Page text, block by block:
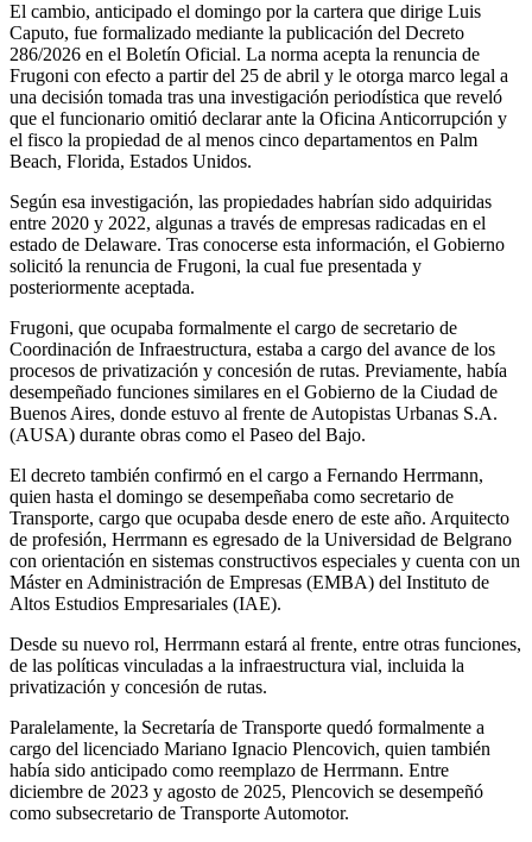
El cambio, anticipado el domingo por la cartera que dirige Luis
Caputo, fue formalizado mediante la publicación del Decreto
286/2026 en el Boletín Oficial. La norma acepta la renuncia de
Frugoni con efecto a partir del 25 de abril y le otorga marco legal a
una decisión tomada tras una investigación periodística que reveló
que el funcionario omitió declarar ante la Oficina Anticorrupción y
el fisco la propiedad de al menos cinco departamentos en Palm
Beach, Florida, Estados Unidos.
Según esa investigación, las propiedades habrían sido adquiridas
entre 2020 y 2022, algunas a través de empresas radicadas en el
estado de Delaware. Tras conocerse esta información, el Gobierno
solicitó la renuncia de Frugoni, la cual fue presentada y
posteriormente aceptada.
Frugoni, que ocupaba formalmente el cargo de secretario de
Coordinación de Infraestructura, estaba a cargo del avance de los
procesos de privatización y concesión de rutas. Previamente, había
desempeñado funciones similares en el Gobierno de la Ciudad de
Buenos Aires, donde estuvo al frente de Autopistas Urbanas S.A.
(AUSA) durante obras como el Paseo del Bajo.
El decreto también confirmó en el cargo a Fernando Herrmann,
quien hasta el domingo se desempeñaba como secretario de
Transporte, cargo que ocupaba desde enero de este año. Arquitecto
de profesión, Herrmann es egresado de la Universidad de Belgrano
con orientación en sistemas constructivos especiales y cuenta con un
Máster en Administración de Empresas (EMBA) del Instituto de
Altos Estudios Empresariales (IAE).
Desde su nuevo rol, Herrmann estará al frente, entre otras funciones,
de las políticas vinculadas a la infraestructura vial, incluida la
privatización y concesión de rutas.
Paralelamente, la Secretaría de Transporte quedó formalmente a
cargo del licenciado Mariano Ignacio Plencovich, quien también
había sido anticipado como reemplazo de Herrmann. Entre
diciembre de 2023 y agosto de 2025, Plencovich se desempeñó
como subsecretario de Transporte Automotor.